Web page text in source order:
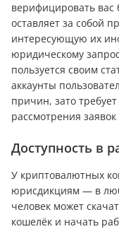
верифицировать
оставляет за собой
интересующую их
юридическому
пользуется своим
аккаунты
причин, зато
рассмотрения
Доступность в
У криптовалютных
юрисдикциям — в
человек может
кошелёк и начать